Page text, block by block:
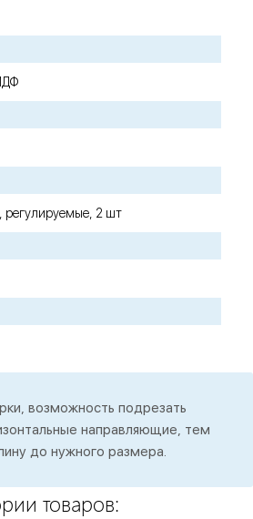
регулируемые, 2 шт
возможность подрезать
направляющие, тем
до нужного размера.
товаров: